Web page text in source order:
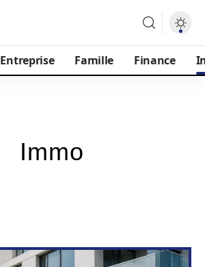
Entreprise Famille Finance
Immo